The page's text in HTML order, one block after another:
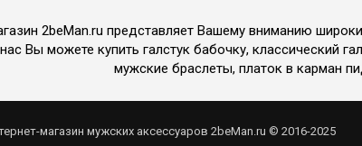
2beMan.ru представляет Вашему вниманию
Вы можете купить галстук бабочку, классический
мужские браслеты, платок в карман
магазин мужских аксессуаров 2beMan.ru © 2016-2025